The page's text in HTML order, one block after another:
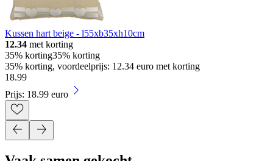
Kussen hart beige - l55xb35xh10cm
12.34 met korting
35% korting35% korting
35% korting, voordeelprijs: 12.34 euro met korting
18.99
Prijs: 18.99 euro